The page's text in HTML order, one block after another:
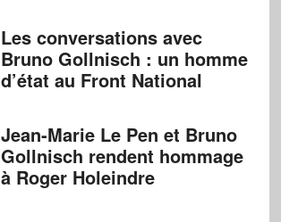
Les conversations avec
Bruno Gollnisch : un homme
d’état au Front National
Jean-Marie Le Pen et Bruno
Gollnisch rendent hommage
à Roger Holeindre